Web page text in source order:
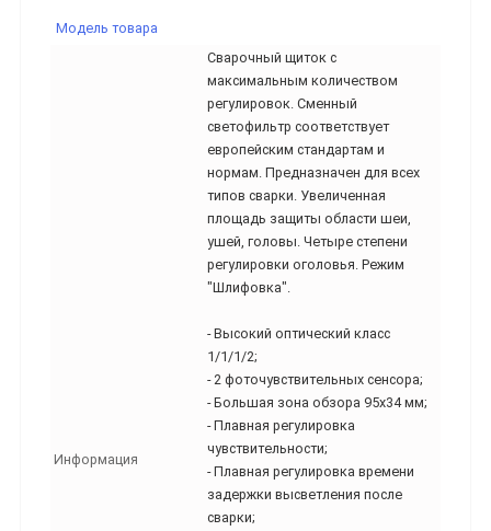
Модель товара
Информация
Сварочный щиток с
максимальным количеством
регулировок. Сменный
светофильтр соответствует
европейским стандартам и
нормам. Предназначен для всех
типов сварки. Увеличенная
площадь защиты области шеи,
ушей, головы. Четыре степени
регулировки оголовья. Режим
"Шлифовка".
- Высокий оптический класс
1/1/1/2;
- 2 фоточувствительных сенсора;
- Большая зона обзора 95х34 мм;
- Плавная регулировка
чувствительности;
- Плавная регулировка времени
задержки высветления после
сварки;